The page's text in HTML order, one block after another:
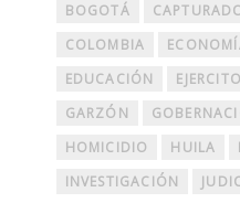
BOGOTÁ
COLOMBIA
EDUCACIÓN
GARZÓN
HOMICIDIO
HUILA
INVESTIGACIÓN